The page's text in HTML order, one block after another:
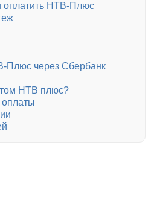
оплатить НТВ-Плюс
Плюс через Сбербанк
НТВ плюс?